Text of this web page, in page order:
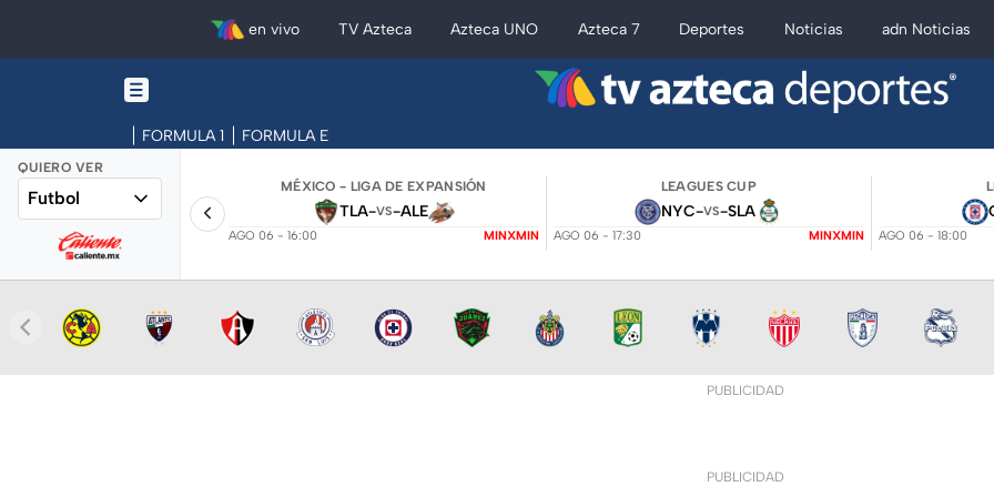
en vivo TV Azteca Azteca UNO Azteca 7 Deportes Noticias adn Noticias
FORMULA 1 FORMULA E
QUIERO VER
Futbol
MÉXICO - LIGA DE EXPANSIÓN
TLA-VS-ALE
AGO 06 - 16:00 MINXMIN
LEAGUES CUP
NYC-VS-SLA
AGO 06 - 17:30 MINXMIN AGO 06 - 18:00
PUBLICIDAD
PUBLICIDAD